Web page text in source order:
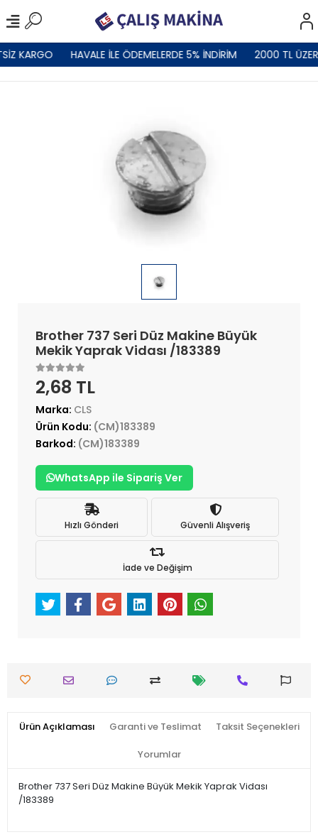
KARGO HAVALE İLE ÖDEMELERDE 5% İNDİRİM 2000 TL
Brother 737 Seri Düz Makine Büyük
Mekik Yaprak Vidası /183389
2,68 TL
Marka: CLS
Ürün Kodu: (CM)183389
Barkod: (CM)183389
WhatsApp ile Sipariş Ver
Hızlı Gönderi Güvenli Alışveriş
İade ve Değişim
Ürün Açıklaması Garanti ve Teslimat Taksit Seçenekleri
Yorumlar
Brother 737 Seri Düz Makine Büyük Mekik Yaprak Vidası
/183389